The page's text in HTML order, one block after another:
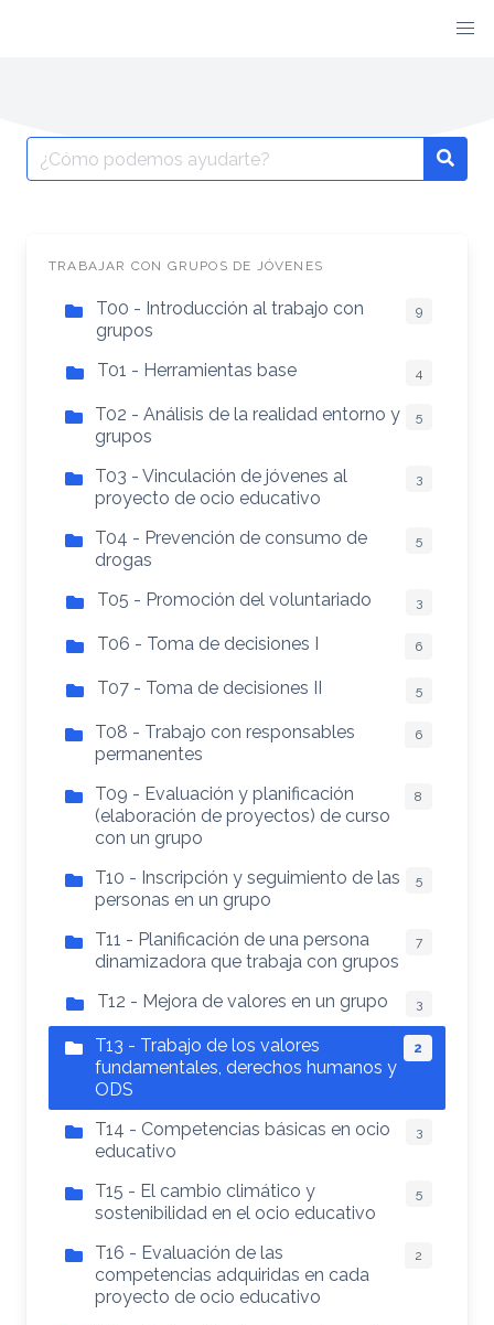
TRABAJAR CON GRUPOS DE JÓVENES
T00 - Introducción al trabajo con
grupos
9
T01 - Herramientas base 4
T02 - Análisis de la realidad entorno y
grupos
5
T03 - Vinculación de jóvenes al
proyecto de ocio educativo
3
T04 - Prevención de consumo de
drogas
5
T05 - Promoción del voluntariado 3
T06 - Toma de decisiones I 6
T07 - Toma de decisiones II 5
T08 - Trabajo con responsables
permanentes
6
T09 - Evaluación y planificación
(elaboración de proyectos) de curso
con un grupo
8
T10 - Inscripción y seguimiento de las
personas en un grupo
5
T11 - Planificación de una persona
dinamizadora que trabaja con grupos
7
T12 - Mejora de valores en un grupo 3
T13 - Trabajo de los valores
fundamentales, derechos humanos y
ODS
2
T14 - Competencias básicas en ocio
educativo
3
T15 - El cambio climático y
sostenibilidad en el ocio educativo
5
T16 - Evaluación de las
competencias adquiridas en cada
proyecto de ocio educativo
2